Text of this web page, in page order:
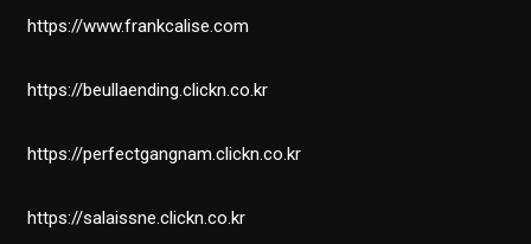
https://www.frankcalise.com
https://beullaending.clickn.co.kr
https://perfectgangnam.clickn.co.kr
https://salaissne.clickn.co.kr